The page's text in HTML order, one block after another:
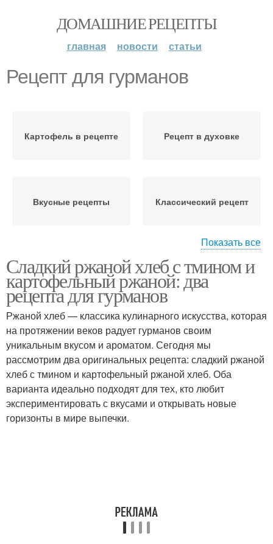
ДОМАШНИЕ РЕЦЕПТЫ
главная новости статьи
Рецепт для гурманов
Картофель в рецепте Рецепт в духовке
Вкусные рецепты Классический рецепт
Международные
рецепты
Показать все
Сладкий ржаной хлеб с тмином и
картофельный ржаной: два
рецепта для гурманов
Ржаной хлеб — классика кулинарного искусства, которая
на протяжении веков радует гурманов своим
уникальным вкусом и ароматом. Сегодня мы
рассмотрим два оригинальных рецепта: сладкий ржаной
хлеб с тмином и картофельный ржаной хлеб. Оба
варианта идеально подходят для тех, кто любит
экспериментировать с вкусами и открывать новые
горизонты в мире выпечки.